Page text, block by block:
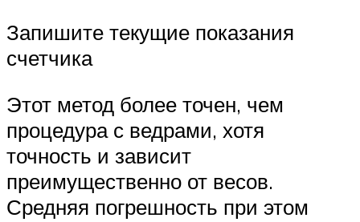
Запишите текущие показания
счетчика
Этот метод более точен, чем
процедура с ведрами, хотя
точность и зависит
преимущественно от весов.
Средняя погрешность при этом